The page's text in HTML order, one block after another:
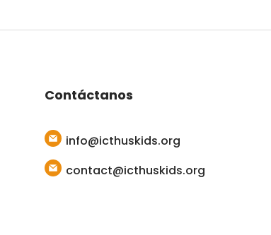
Contáctanos
info@icthuskids.org
contact@icthuskids.org